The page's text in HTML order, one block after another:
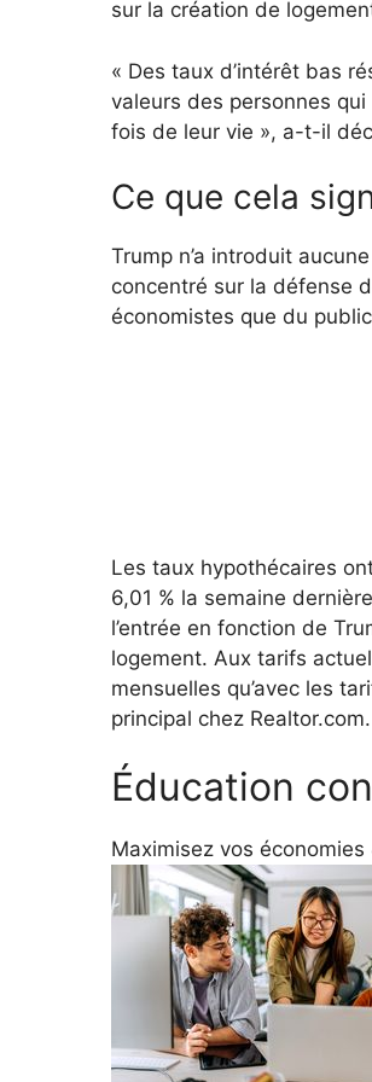
sur la création de
« Des taux d’intérêt bas
valeurs des personnes
fois de leur vie », a-t-il
Ce que cela
Trump n’a introduit
concentré sur la défense
économistes que du
Les taux hypothécaires
6,01 % la semaine
l’entrée en fonction de
logement. Aux tarifs
mensuelles qu’avec les
principal chez
Éducation
Maximisez vos